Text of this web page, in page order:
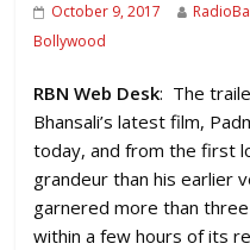
October 9, 2017
Bollywood
RBN Web Desk: The
Bhansali’s latest film,
today, and from the first
grandeur than his earlier
garnered more than
within a few hours of its